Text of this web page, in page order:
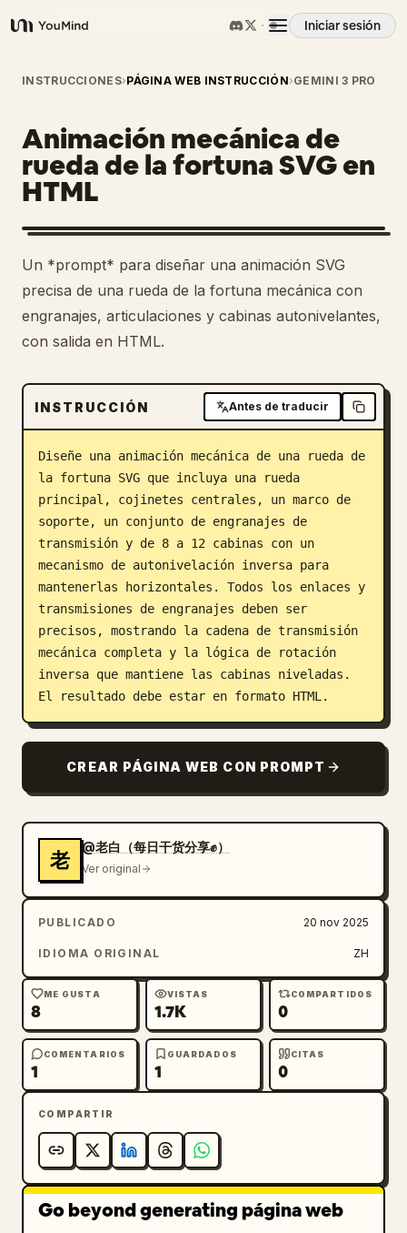
YouMind
Iniciar sesión
Resumen
Casos de uso
Habilidades
Prompts
Precios
Blog
Actualizaciones
INSTRUCCIONES›PÁGINA WEB INSTRUCCIÓN›GEMINI 3 PRO
Animación mecánica de
rueda de la fortuna SVG en
HTML
Un *prompt* para diseñar una animación SVG
precisa de una rueda de la fortuna mecánica con
engranajes, articulaciones y cabinas autonivelantes,
con salida en HTML.
INSTRUCCIÓN Antes de traducir
Diseñe una animación mecánica de una rueda de
la fortuna SVG que incluya una rueda
principal, cojinetes centrales, un marco de
soporte, un conjunto de engranajes de
transmisión y de 8 a 12 cabinas con un
mecanismo de autonivelación inversa para
mantenerlas horizontales. Todos los enlaces y
transmisiones de engranajes deben ser
precisos, mostrando la cadena de transmisión
mecánica completa y la lógica de rotación
inversa que mantiene las cabinas niveladas.
El resultado debe estar en formato HTML.
CREAR PÁGINA WEB CON PROMPT
老
@老白（每日干货分享✊）
Ver original
PUBLICADO 20 nov 2025
IDIOMA ORIGINAL ZH
ME GUSTA
8
VISTAS
1.7K
COMPARTIDOS
0
COMENTARIOS
1
GUARDADOS
1
CITAS
0
COMPARTIR
Go beyond generating página web